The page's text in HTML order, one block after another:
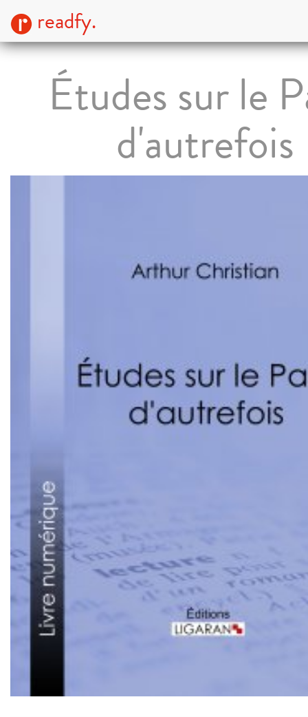
readfy.
Études sur le
d'autrefois